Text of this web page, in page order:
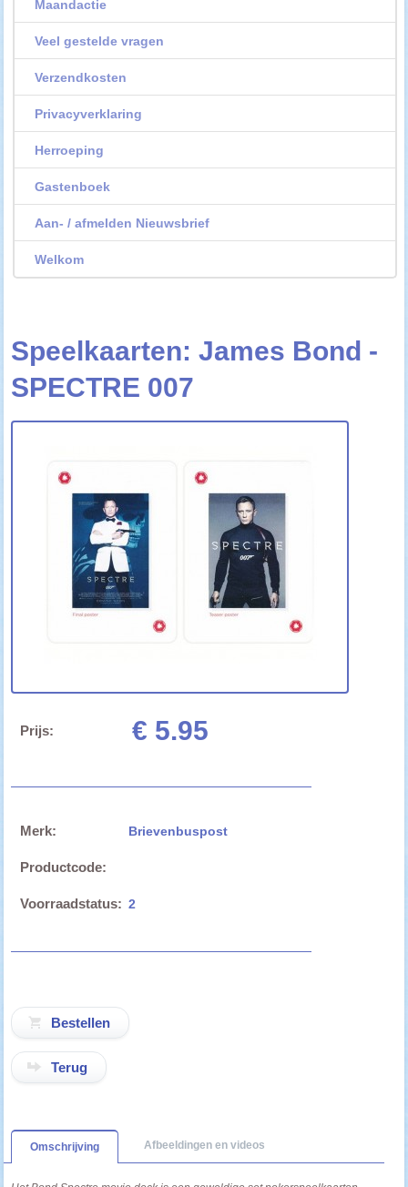
Maandactie
Veel gestelde vragen
Verzendkosten
Privacyverklaring
Herroeping
Gastenboek
Aan- / afmelden Nieuwsbrief
Welkom
Speelkaarten: James Bond -
SPECTRE 007
Prijs: € 5.95
Merk: Brievenbuspost
Productcode:
Voorraadstatus: 2
Terug
Omschrijving Afbeeldingen en videos